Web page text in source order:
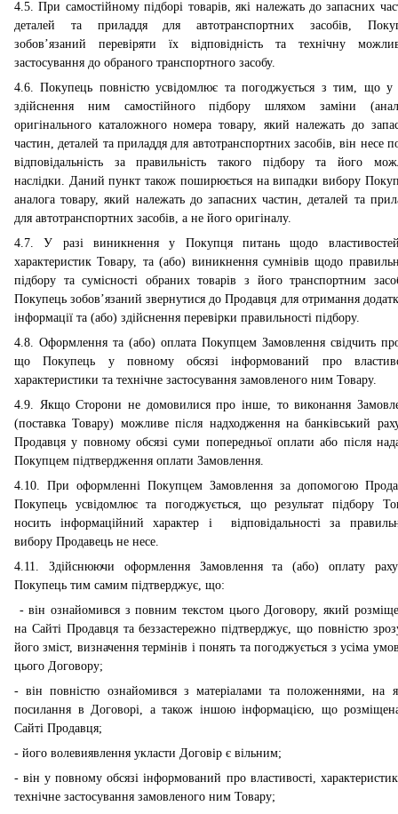
4.5. При самостійному підборі товарів, які належать до запасних
деталей та приладдя для автотранспортних засобів,
зобов’язаний перевіряти їх відповідність та технічну
застосування до обраного транспортного засобу.
4.6. Покупець повністю усвідомлює та погоджується з тим, що у
здійснення ним самостійного підбору шляхом заміни
оригінального каталожного номера товару, який належать до
частин, деталей та приладдя для автотранспортних засобів, він несе
відповідальність за правильність такого підбору та його
наслідки. Даний пункт також поширюється на випадки вибору
аналога товару, який належать до запасних частин, деталей та
для автотранспортних засобів, а не його оригіналу.
4.7. У разі виникнення у Покупця питань щодо
характеристик Товару, та (або) виникнення сумнівів щодо
підбору та сумісності обраних товарів з його транспортним
Покупець зобов’язаний звернутися до Продавця для отримання
інформації та (або) здійснення перевірки правильності підбору.
4.8. Оформлення та (або) оплата Покупцем Замовлення свідчить
що Покупець у повному обсязі інформований про
характеристики та технічне застосування замовленого ним Товару.
4.9. Якщо Сторони не домовилися про інше, то виконання
(поставка Товару) можливе після надходження на банківський
Продавця у повному обсязі суми попередньої оплати або після
Покупцем підтвердження оплати Замовлення.
4.10. При оформленні Покупцем Замовлення за допомогою
Покупець усвідомлює та погоджується, що результат підбору
носить інформаційний характер і відповідальності за
вибору Продавець не несе.
4.11. Здійснюючи оформлення Замовлення та (або) оплату
Покупець тим самим підтверджує, що:
- він ознайомився з повним текстом цього Договору, який
на Сайті Продавця та беззастережно підтверджує, що повністю
його зміст, визначення термінів і понять та погоджується з усіма
цього Договору;
- він повністю ознайомився з матеріалами та положеннями, на
посилання в Договорі, а також іншою інформацією, що
Сайті Продавця;
- його волевиявлення укласти Договір є вільним;
- він у повному обсязі інформований про властивості,
технічне застосування замовленого ним Товару;